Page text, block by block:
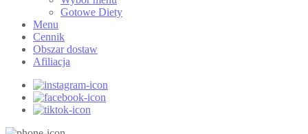
Gotowe Diety
Menu
Cennik
Obszar dostaw
Afiliacja